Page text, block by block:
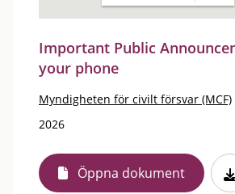
Important Public
your phone
Myndigheten för civilt försvar (MCF)
2026
Öppna dokument